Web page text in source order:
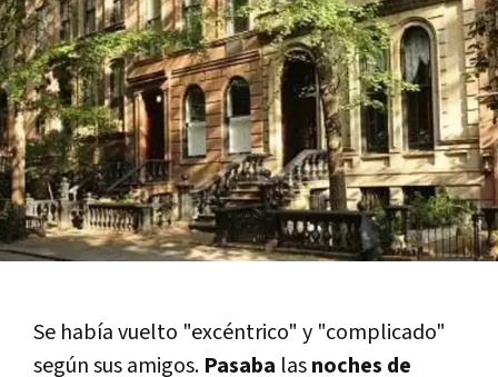
Se habí­a vuelto "excéntrico" y "complicado"
según sus amigos. Pasaba lasnoches de